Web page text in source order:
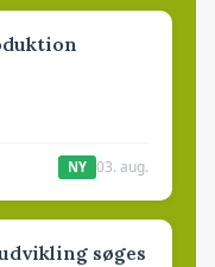
NY 03. aug.
søges